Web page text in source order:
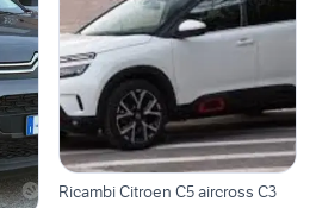
Ricambi Citroen C5 aircross C3